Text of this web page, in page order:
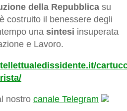
della Repubblica su
costruito il benessere degli
una sintesi insuperata
e Lavoro.
nostro canale Telegram